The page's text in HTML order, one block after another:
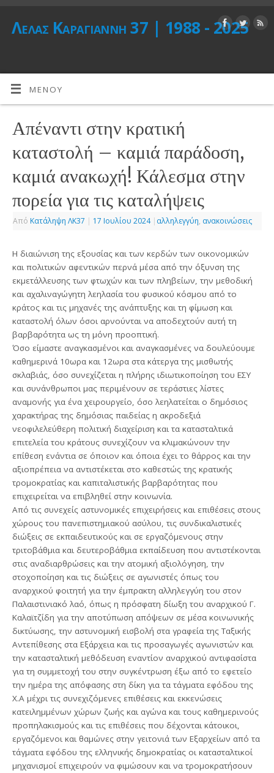
Λέλας Καραγιάννη 37 | 1988 - 2025
ΜΕΝΟΎ
Απέναντι στην κρατική
καταστολή – καμιά παράδοση,
καμιά ανακωχή! Κάλεσμα στην
πορεία για τις καταλήψεις
Από Κατάληψη ΛΚ37 | 17 Ιουλίου 2024 | αλληλεγγύη, ανακοινώσεις
Η διαιώνιση της εξουσίας και των κερδών των οικονομικών
και πολιτικών αφεντικών περνά μέσα από την όξυνση της
εκμετάλλευσης των φτωχών και των πληβείων, την μεθοδική
και αχαλιναγώγητη λεηλασία του φυσικού κόσμου από το
κράτος και τις μηχανές της ανάπτυξης και τη φίμωση και
καταστολή όλων όσοι αρνούνται να αποδεχτούν αυτή τη
βαρβαρότητα ως τη μόνη προοπτική.
Όσο είμαστε αναγκασμένοι και αναγκασμένες να δουλεύουμε
καθημερινά 10ωρα και 12ωρα στα κάτεργα της μισθωτής
σκλαβιάς, όσο συνεχίζεται η πλήρης ιδιωτικοποίηση του ΕΣΥ
και συνάνθρωποι μας περιμένουν σε τεράστιες λίστες
αναμονής για ένα χειρουργείο, όσο λεηλατείται ο δημόσιος
χαρακτήρας της δημόσιας παιδείας η ακροδεξιά
νεοφιλελεύθερη πολιτική διαχείριση και τα κατασταλτικά
επιτελεία του κράτους συνεχίζουν να κλιμακώνουν την
επίθεση ενάντια σε όποιον και όποια έχει το θάρρος και την
αξιοπρέπεια να αντιστέκεται στο καθεστώς της κρατικής
τρομοκρατίας και καπιταλιστικής βαρβαρότητας που
επιχειρείται να επιβληθεί στην κοινωνία.
Από τις συνεχείς αστυνομικές επιχειρήσεις και επιθέσεις στους
χώρους του πανεπιστημιακού ασύλου, τις συνδικαλιστικές
διώξεις σε εκπαιδευτικούς και σε εργαζόμενους στην
τριτοβάθμια και δευτεροβάθμια εκπαίδευση που αντιστέκονται
στις αναδιαρθρώσεις και την ατομική αξιολόγηση, την
στοχοποίηση και τις διώξεις σε αγωνιστές όπως του
αναρχικού φοιτητή για την έμπρακτη αλληλεγγύη του στον
Παλαιστινιακό λαό, όπως η πρόσφατη δίωξη του αναρχικού Γ.
Καλαϊτζίδη για την αποτύπωση απόψεων σε μέσα κοινωνικής
δικτύωσης, την αστυνομική εισβολή στα γραφεία της Ταξικής
Αντεπίθεσης στα Εξάρχεια και τις προσαγωγές αγωνιστών και
την κατασταλτική μεθόδευση εναντίον αναρχικού αντιφασίστα
για τη συμμετοχή του στην συγκέντρωση έξω από το εφετείο
την ημέρα της απόφασης στη δίκη για τα τάγματα εφόδου της
Χ.Α μέχρι τις συνεχιζόμενες επιθέσεις και εκκενώσεις
κατειλημμένων χώρων ζωής και αγώνα και τους καθημερινούς
προπηλακισμούς και τις επιθέσεις που δέχονται κάτοικοι,
εργαζόμενοι και θαμώνες στην γειτονιά των Εξαρχείων από τα
τάγματα εφόδου της ελληνικής δημοκρατίας οι κατασταλτικοί
μηχανισμοί επιχειρούν να φιμώσουν και να τρομοκρατήσουν